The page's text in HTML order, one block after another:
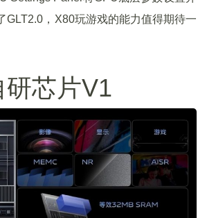
GLT2.0，X80玩游戏的能力值得期待一
芯片V1